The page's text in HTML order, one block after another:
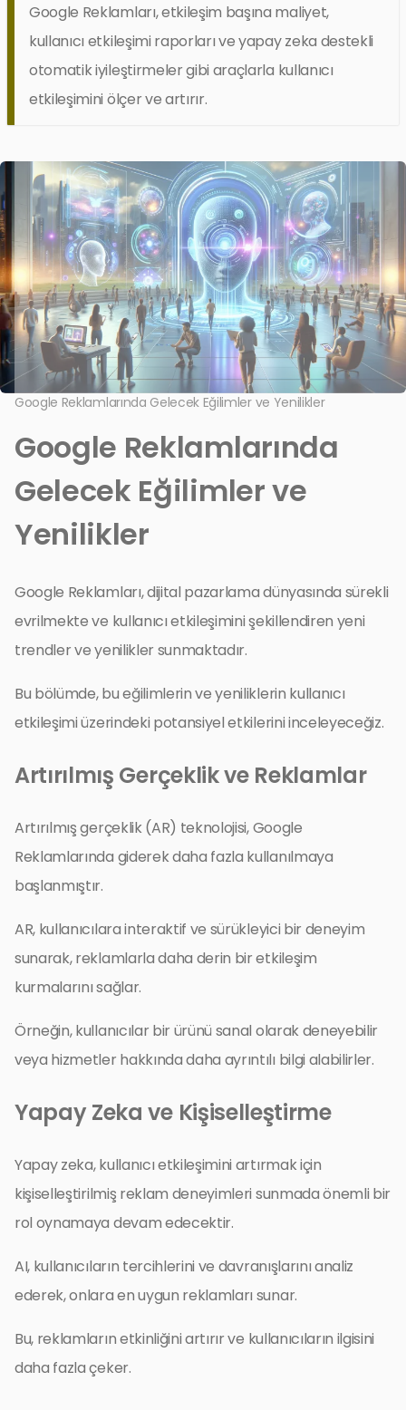
Google Reklamları, etkileşim başına maliyet,
kullanıcı etkileşimi raporları ve yapay zeka destekli
otomatik iyileştirmeler gibi araçlarla kullanıcı
etkileşimini ölçer ve artırır.
Google Reklamlarında Gelecek Eğilimler ve Yenilikler
Google Reklamlarında
Gelecek Eğilimler ve
Yenilikler
Google Reklamları, dijital pazarlama dünyasında sürekli
evrilmekte ve kullanıcı etkileşimini şekillendiren yeni
trendler ve yenilikler sunmaktadır.
Bu bölümde, bu eğilimlerin ve yeniliklerin kullanıcı
etkileşimi üzerindeki potansiyel etkilerini inceleyeceğiz.
Artırılmış Gerçeklik ve Reklamlar
Artırılmış gerçeklik (AR) teknolojisi, Google
Reklamlarında giderek daha fazla kullanılmaya
başlanmıştır.
AR, kullanıcılara interaktif ve sürükleyici bir deneyim
sunarak, reklamlarla daha derin bir etkileşim
kurmalarını sağlar.
Örneğin, kullanıcılar bir ürünü sanal olarak deneyebilir
veya hizmetler hakkında daha ayrıntılı bilgi alabilirler.
Yapay Zeka ve Kişiselleştirme
Yapay zeka, kullanıcı etkileşimini artırmak için
kişiselleştirilmiş reklam deneyimleri sunmada önemli bir
rol oynamaya devam edecektir.
AI, kullanıcıların tercihlerini ve davranışlarını analiz
ederek, onlara en uygun reklamları sunar.
Bu, reklamların etkinliğini artırır ve kullanıcıların ilgisini
daha fazla çeker.